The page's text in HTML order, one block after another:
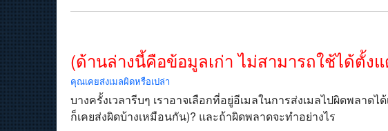
(ด้านล่างนี้คือข้อมูลเก่า ไม่สามารถใช้ได้ตั้ง
คุณเคยส่งเมลผิดหรือเปล่า
บางครั้งเวลารีบๆ เราอาจเลือกที่อยู่อีเมลในการส่งเมลไปผิดพลา
ก็เคยส่งผิดบ้างเหมือนกัน)? และถ้าผิดพลาดจะทำอย่างไร